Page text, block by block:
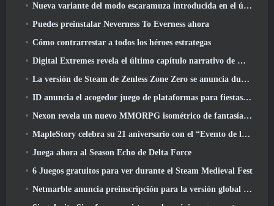
Nueva variante del modo escaramuza introducida en el último acto de Valorant
Puedes preinstalar Neverness To Everness ahora
Cómo contrarrestar a todos los héroes estrategas
Digital Extremes revela el último capítulo narrativo de Warframe con nuevos cortos de anime
La versión de Steam de Zenless Zone Zero se anuncia durante la versión 2.8 Programa Especial
ID anuncia el acogedor juego de plataformas para fiestas Totopia durante la exhibición de Xbox, Comienza el reclutamiento Beta
Nexon revela un nuevo MMORPG isométrico de fantasía oscura, Brasas de los sin corona
MapleStory celebra su 21 aniversario con el “Evento de la Universidad Maple”
Juega ahora al Season Echo de Delta Force
6 Juegos gratuitos para ver durante el Steam Medieval Fest
Netmarble anuncia preinscripción para la versión global del MMORPG de ciencia ficción RF Online Next